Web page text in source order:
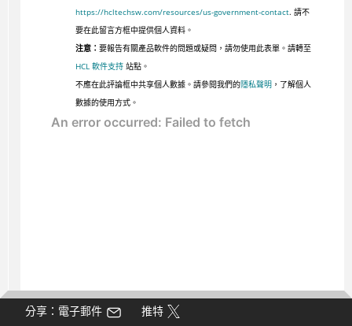
https://hcltechsw.com/resources/us-government-contact. 請不
要在此留言方框中提供個人資料。
注意： 要報告有關產品軟件的問題或疑問，請勿使用此表單。請轉至
HCL 軟件支持站點。
不應在此評論框中共享個人數據。請參閱我們的隱私聲明 ，了解個人
數據的使用方式。
分享：電子郵件
推特